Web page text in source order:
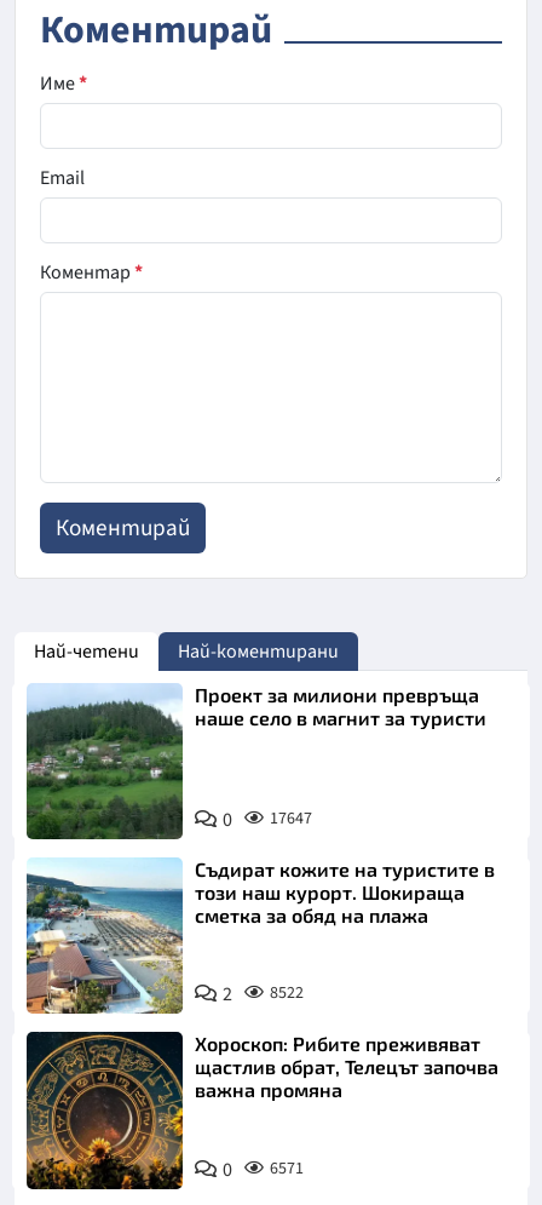
Коментирай
Име*
Email
Коментар*
Най-четени Най-коментирани
Проект за милиони превръща
наше село в магнит за туристи
0 17647
Съдират кожите на туристите в
този наш курорт. Шокираща
сметка за обяд на плажа
2 8522
Хороскоп: Рибите преживяват
щастлив обрат, Телецът започва
важна промяна
0 6571